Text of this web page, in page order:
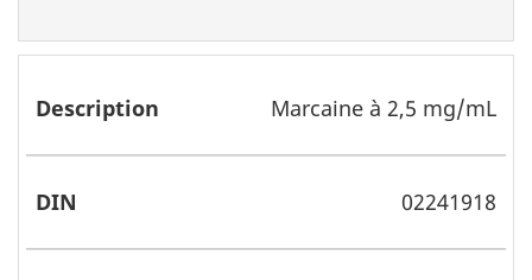
Marcaine à 2,5 mg/mL
02241918